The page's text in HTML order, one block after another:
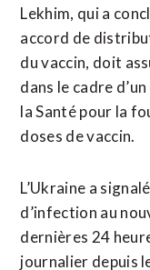
Lekhim, qui a
accord de
du vaccin, doit
dans le cadre
la Santé pour la
doses de vaccin.
L’Ukraine a
d’infection au
dernières 24
journalier depuis